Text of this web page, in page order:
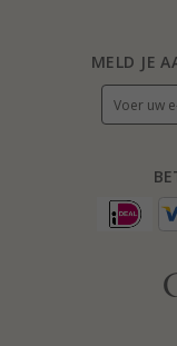
MELD JE